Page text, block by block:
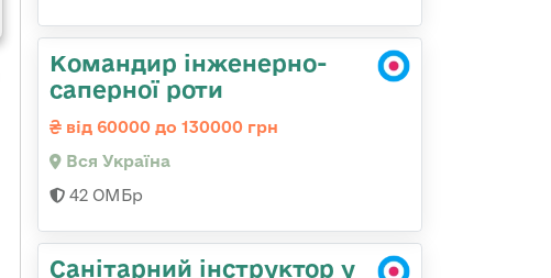
Командир інженерно-
саперної роти
від 60000 до 130000 грн
Вся Україна
42 ОМБр
Санітарний інструктор у